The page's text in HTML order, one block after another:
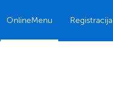
OnlineMenu Registracija